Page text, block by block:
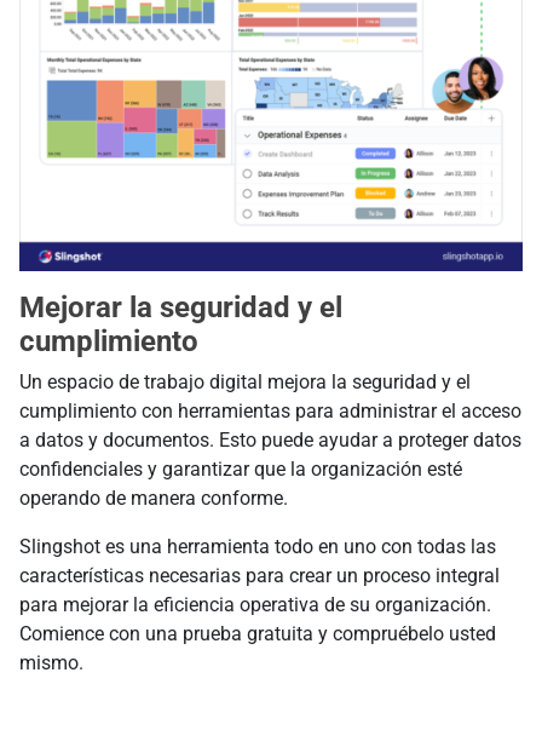
Mejorar la seguridad y el
cumplimiento
Un espacio de trabajo digital mejora la seguridad y el
cumplimiento con herramientas para administrar el acceso
a datos y documentos. Esto puede ayudar a proteger datos
confidenciales y garantizar que la organización esté
operando de manera conforme.
Slingshot es una herramienta todo en uno con todas las
características necesarias para crear un proceso integral
para mejorar la eficiencia operativa de su organización.
Comience con una prueba gratuita y compruébelo usted
mismo.